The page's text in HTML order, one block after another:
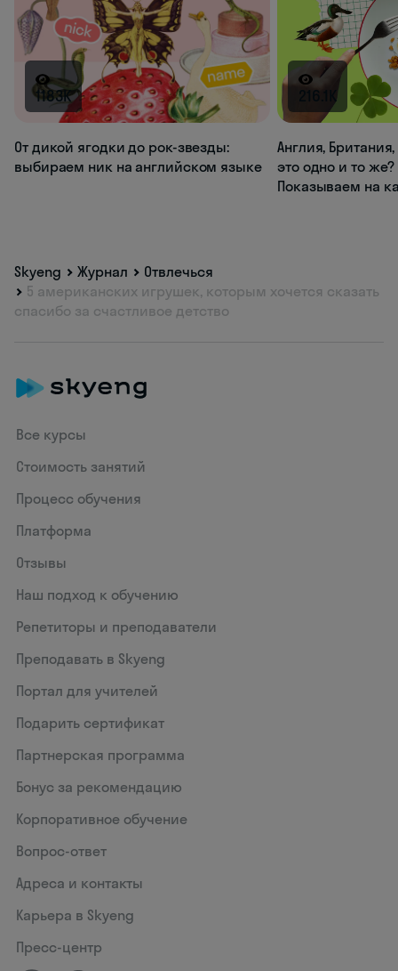
1183K
От дикой ягодки до рок-звезды:
выбираем ник на английском языке
216.1K
Англия,
это одно и то
Показываем на
Skyeng Журнал
Отвлечься
5 американских игрушек, которым хочется сказать
спасибо за счастливое детство
Все курсы
Стоимость занятий
Процесс обучения
Платформа
Отзывы
Наш подход к обучению
Репетиторы и преподаватели
Преподавать в Skyeng
Портал для учителей
Подарить сертификат
Партнерская программа
Бонус за рекомендацию
Корпоративное обучение
Вопрос-ответ
Адреса и контакты
Карьера в Skyeng
Пресс-центр